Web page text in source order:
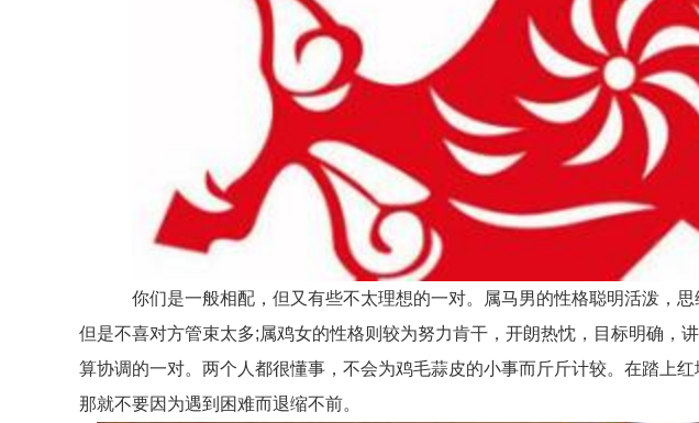
你们是一般相配，但又有些不太理想的一对。属马男的性格聪明活泼，思
但是不喜对方管束太多;属鸡女的性格则较为努力肯干，开朗热忱，目标明确，
算协调的一对。两个人都很懂事，不会为鸡毛蒜皮的小事而斤斤计较。在踏上
那就不要因为遇到困难而退缩不前。